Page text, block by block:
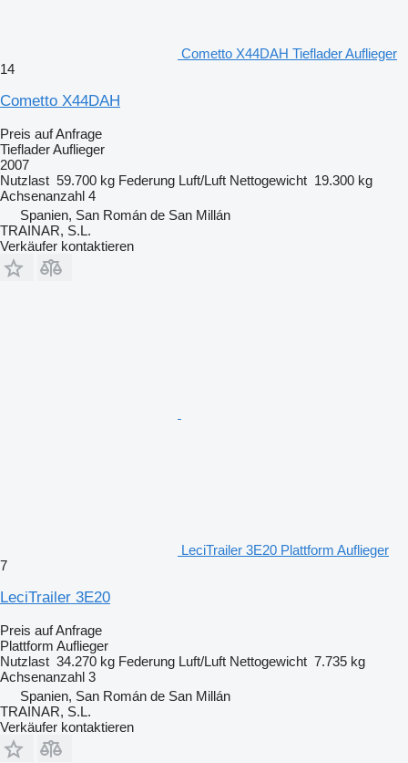
Cometto X44DAH Tieflader Auflieger
14
Cometto X44DAH
Preis auf Anfrage
Tieflader Auflieger
2007
Nutzlast 59.700 kg Federung Luft/Luft Nettogewicht 19.300 kg
Achsenanzahl 4
Spanien, San Román de San Millán
TRAINAR, S.L.
Verkäufer kontaktieren
LeciTrailer 3E20 Plattform Auflieger
7
LeciTrailer 3E20
Preis auf Anfrage
Plattform Auflieger
Nutzlast 34.270 kg Federung Luft/Luft Nettogewicht 7.735 kg
Achsenanzahl 3
Spanien, San Román de San Millán
TRAINAR, S.L.
Verkäufer kontaktieren